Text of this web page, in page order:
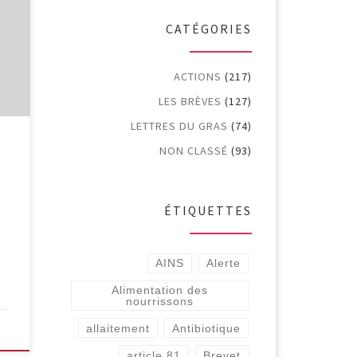
CATÉGORIES
ACTIONS (217)
LES BRÈVES (127)
LETTRES DU GRAS (74)
NON CLASSÉ (93)
ÉTIQUETTES
AINS Alerte
Alimentation des
nourrissons
allaitement Antibiotique